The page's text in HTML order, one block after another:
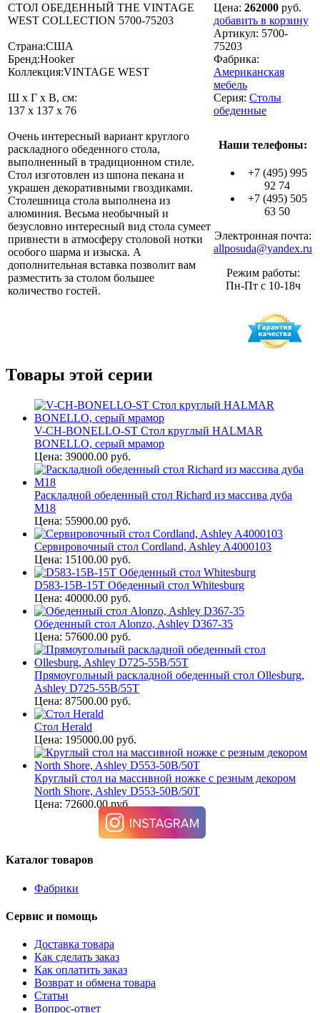
СТОЛ ОБЕДЕННЫЙ THE VINTAGE
WEST COLLECTION 5700-75203
Страна:США
Бренд:Hooker
Коллекция:VINTAGE WEST
Ш x Г x В, см:
137 x 137 x 76
Очень интересный вариант круглого
раскладного обеденного стола,
выполненный в традиционном стиле.
Стол изготовлен из шпона пекана и
украшен декоративными гвоздиками.
Столешница стола выполнена из
алюминия. Весьма необычный и
безусловно интересный вид стола сумеет
привнести в атмосферу столовой нотки
особого шарма и изыска. А
дополнительная вставка позволит вам
разместить за столом большее
количество гостей.
Цена: 262000 руб.
добавить в корзину
Артикул: 5700-
75203
Фабрика:
Американская
мебель
Серия: Столы
обеденные
Наши телефоны:
+7 (495) 995
92 74
+7 (495) 505
63 50
Электронная почта:
allposuda@yandex.ru
Режим работы:
Пн-Пт с 10-18ч
Товары этой серии
V-CH-BONELLO-ST Стол круглый HALMAR
BONELLO, серый мрамор
Цена: 39000.00 руб.
Раскладной обеденный стол Richard из массива дуба
М18
Цена: 55900.00 руб.
Сервировочный стол Cordland, Ashley A4000103
Цена: 15100.00 руб.
D583-15B-15T Обеденный стол Whitesburg
Цена: 40000.00 руб.
Обеденный стол Alonzo, Ashley D367-35
Цена: 57600.00 руб.
Прямоугольный раскладной обеденный стол Ollesburg,
Ashley D725-55B/55T
Цена: 87500.00 руб.
Стол Herald
Цена: 195000.00 руб.
Круглый стол на массивной ножке с резным декором
North Shore, Ashley D553-50B/50T
Цена: 72600.00 руб.
Каталог товаров
Фабрики
Сервис и помощь
Доставка товара
Как сделать заказ
Как оплатить заказ
Возврат и обмена товара
Статьи
Вопрос-ответ